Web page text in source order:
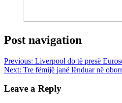
Post navigation
Previous: Liverpool do të presë
Next: Tre fëmijë janë lënduar në
Leave a Reply